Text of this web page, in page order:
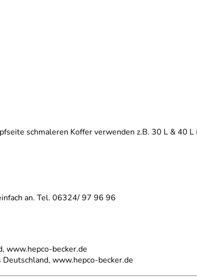
schmaleren Koffer verwenden z.B. 30 L & 40 L
an. Tel. 06324/ 97 96 96
www.hepco-becker.de
www.hepco-becker.de